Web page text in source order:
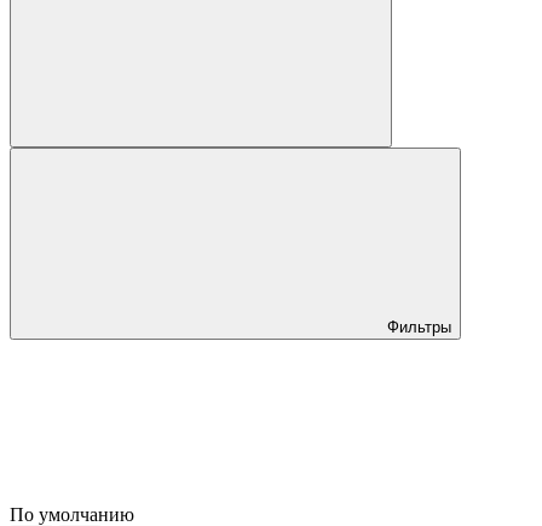
Фильтры
По умолчанию